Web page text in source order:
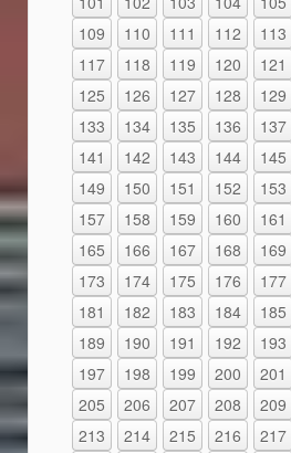
109
110 111 112 113
117
118 119 120 121
125
126 127 128 129
133
134 135 136 137
141
142 143 144 145
149
150 151 152 153
157
158 159 160 161
165
166 167 168 169
173
174 175 176 177
181
182 183 184 185
189
190 191 192 193
197
198 199 200 201
205
206 207 208 209
213
214 215 216 217